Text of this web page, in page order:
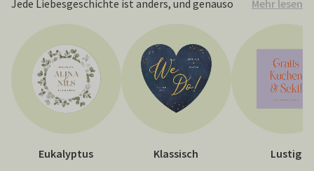
Jede Liebesgeschichte ist anders, und genauso
Sie sich inspirieren. Entdecken Sie beliebte
Designs und Stile wie modern, klassisch oder
vintage. Welche Karte passt am besten zu Ihnen
und Ihrer geplanten Hochzeitsfeier?
Mehr lesen
Eukalyptus Klassisch Lustig